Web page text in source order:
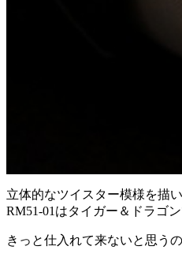
立体的なツイスター模様を描い
RM51-01はタイガー＆ドラゴン
きっと仕入れて来ないと思う